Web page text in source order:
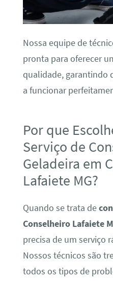
Nossa equipe de
pronta para oferecer
qualidade, garantindo
a funcionar
Por que
Serviço de
Geladeira em
Lafaiete MG?
Quando se trata de
Conselheiro Lafaiete
precisa de um serviço
Nossos técnicos são
todos os tipos de